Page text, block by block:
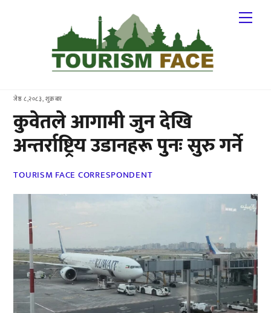
जेष्ठ ८,२०८३, शुक्रबार
कुवेतले आगामी जुन देखि
अन्तर्राष्ट्रिय उडानहरू पुनः सुरु गर्ने
TOURISM FACE CORRESPONDENT